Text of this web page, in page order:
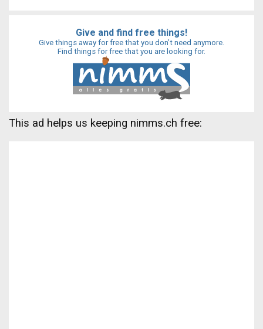
Give and find free things!
Give things away for free that you don’t need anymore.
Find things for free that you are looking for.
This ad helps us keeping nimms.ch free: